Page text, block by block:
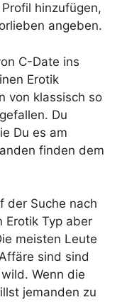
hinzufügen,
angeben.
C-Date ins
Erotik
von klassisch so
Du
Du es am
finden dem
der Suche nach
Erotik Typ aber
meisten Leute
sind sind
Wenn die
jemanden zu